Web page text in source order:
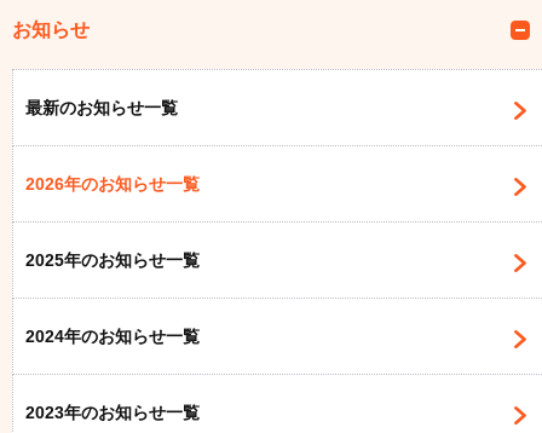
お知らせ
最新のお知らせ一覧
2026年のお知らせ一覧
2025年のお知らせ一覧
2024年のお知らせ一覧
2023年のお知らせ一覧